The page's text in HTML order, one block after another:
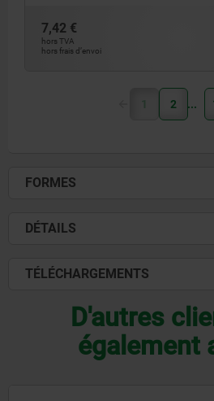
7,42 €
hors TVA
hors frais d’envoi
1 2
FORMES
DÉTAILS
TÉLÉCHARGEMENTS
D'autres
également